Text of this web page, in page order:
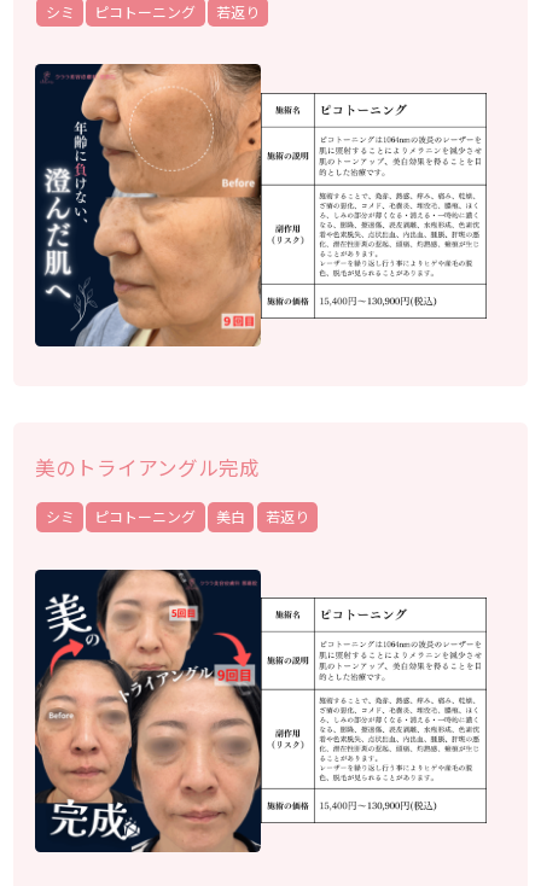
シミ ピコトーニング 若返り
美のトライアングル完成
シミ ピコトーニング 美白 若返り